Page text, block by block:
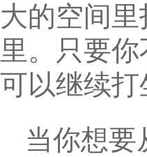
大的空间
里。只要
可以继续打
当你想